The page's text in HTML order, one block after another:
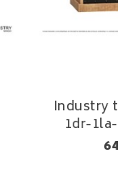
Industry
1dr-